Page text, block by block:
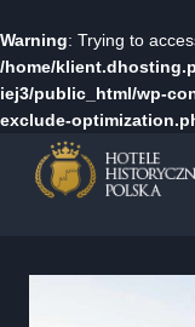
Warning: Trying to
/home/
iej3/public_html/wp-
exclude-
Przejdź